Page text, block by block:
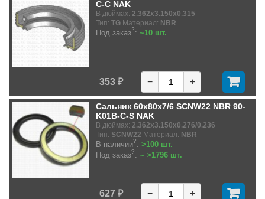
C-C NAK
В дюймах: 2.362x3.150x0.315
Тип: TG Материал: NBR
Под заказ?: ~10 шт.
353 ₽ − +
Сальник 60x80x7/6 SCNW22 NBR 90-
K01B-C-S NAK
В дюймах: 2.362x3.150x0.276/0.236
Тип: SCNW22 Материал: NBR
В наличии?: >100 шт.
Под заказ?: ~ >1796 шт.
627 ₽ − +